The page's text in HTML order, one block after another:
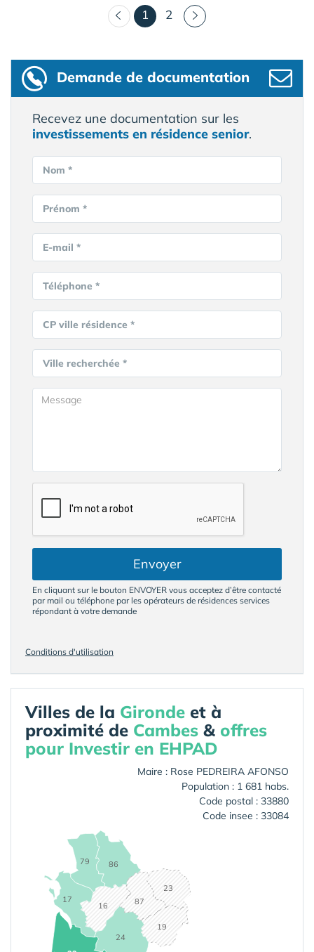
1 (courant)
2
Demande de documentation
Recevez une documentation sur les
investissements en résidence senior.
Nom *
Prénom *
E-mail *
Téléphone *
CP ville résidence *
Ville recherchée *
Envoyer
En cliquant sur le bouton ENVOYER vous acceptez d’être contacté
par mail ou téléphone par les opérateurs de résidences services
répondant à votre demande
Conditions d'utilisation
Villes de la Gironde et à
proximité de Cambes & offres
pour Investir en EHPAD
Maire : Rose PEDREIRA AFONSO
Population : 1 681 habs.
Code postal : 33880
Code insee : 33084
16
17
19
23
24
79 86
87